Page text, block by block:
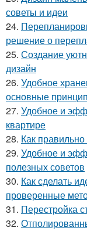
советы и идеи
24.
решение о
25. Создание
дизайн
26. Удобное
основные
27. Удобное и
квартире
28. Как
29. Удобное и
полезных советов
30. Как сделать
проверенные
31. Перестройка
32.